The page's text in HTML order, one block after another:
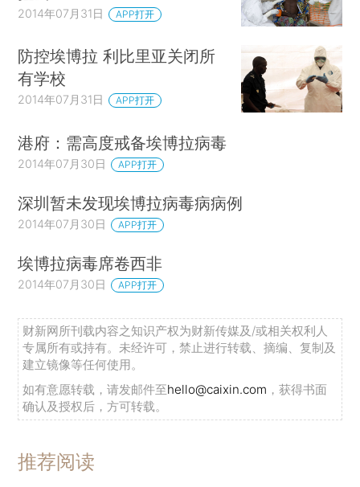
2014年07月31日 APP打开
防控埃博拉 利比里亚关闭所
有学校
2014年07月31日 APP打开
港府：需高度戒备埃博拉病毒
2014年07月30日 APP打开
深圳暂未发现埃博拉病毒病病例
2014年07月30日 APP打开
埃博拉病毒席卷西非
2014年07月30日 APP打开
财新网所刊载内容之知识产权为财新传媒及/或相关权利人
专属所有或持有。未经许可，禁止进行转载、摘编、复制及
建立镜像等任何使用。
如有意愿转载，请发邮件至hello@caixin.com ，获得书面
确认及授权后，方可转载。
推荐阅读